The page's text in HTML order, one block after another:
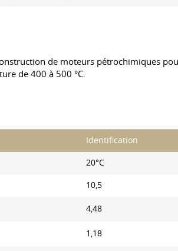
de moteurs pétrochimiques
de 400 à 500 °C.
Identification
20°С
10,5
4,48
1,18